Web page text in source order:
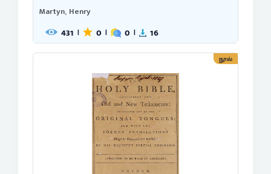
Martyn, Henry
431 | 0 | 0 | 16
நூல்